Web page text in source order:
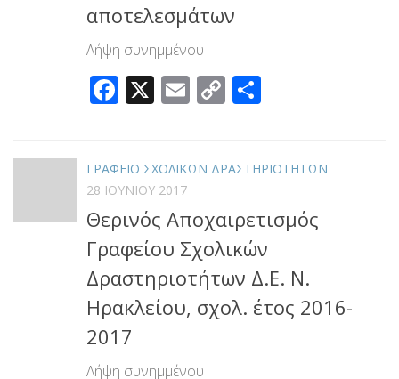
αποτελεσμάτων
Λήψη συνημμένου
Facebook
X Email
Copy
ΓΡΑΦΕΙΟ ΣΧΟΛΙΚΩΝ ΔΡΑΣΤΗΡΙΟΤΗΤΩΝ
28 ΙΟΥΝΊΟΥ 2017
Θερινός Αποχαιρετισμός
Γραφείου Σχολικών
Δραστηριοτήτων Δ.Ε. Ν.
Ηρακλείου, σχολ. έτος 2016-
2017
Λήψη συνημμένου